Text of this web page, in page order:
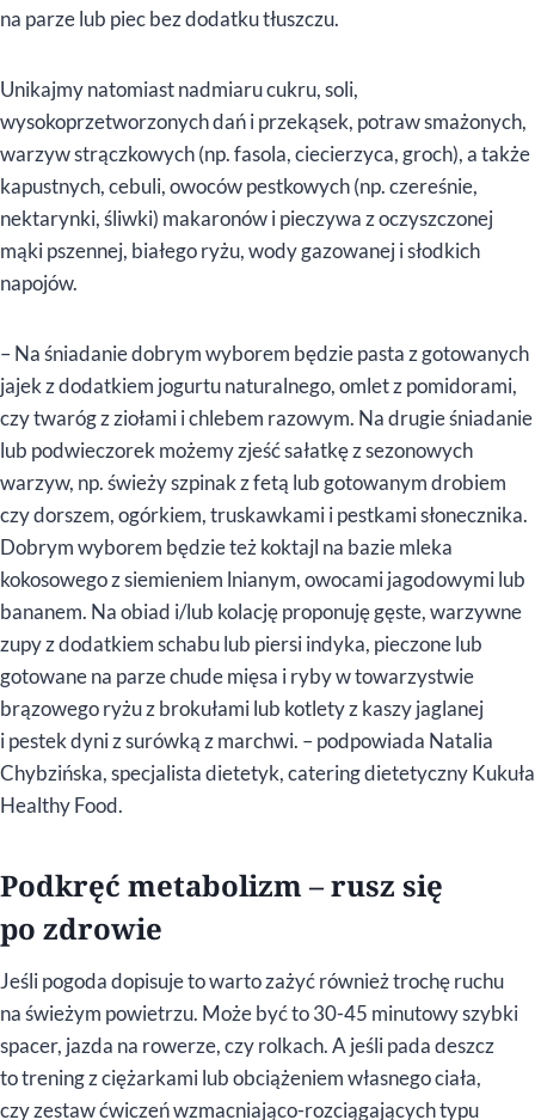
na parze lub piec bez dodatku tłuszczu.
Unikajmy natomiast nadmiaru cukru, soli,
wysokoprzetworzonych dań i przekąsek, potraw smażonych,
warzyw strączkowych (np. fasola, ciecierzyca, groch), a także
kapustnych, cebuli, owoców pestkowych (np. czereśnie,
nektarynki, śliwki) makaronów i pieczywa z oczyszczonej
mąki pszennej, białego ryżu, wody gazowanej i słodkich
napojów.
– Na śniadanie dobrym wyborem będzie pasta z gotowanych
jajek z dodatkiem jogurtu naturalnego, omlet z pomidorami,
czy twaróg z ziołami i chlebem razowym. Na drugie śniadanie
lub podwieczorek możemy zjeść sałatkę z sezonowych
warzyw, np. świeży szpinak z fetą lub gotowanym drobiem
czy dorszem, ogórkiem, truskawkami i pestkami słonecznika.
Dobrym wyborem będzie też koktajl na bazie mleka
kokosowego z siemieniem lnianym, owocami jagodowymi lub
bananem. Na obiad i/lub kolację proponuję gęste, warzywne
zupy z dodatkiem schabu lub piersi indyka, pieczone lub
gotowane na parze chude mięsa i ryby w towarzystwie
brązowego ryżu z brokułami lub kotlety z kaszy jaglanej
i pestek dyni z surówką z marchwi. – podpowiada Natalia
Chybzińska, specjalista dietetyk, catering dietetyczny Kukuła
Healthy Food.
Podkręć metabolizm – rusz się
po zdrowie
Jeśli pogoda dopisuje to warto zażyć również trochę ruchu
na świeżym powietrzu. Może być to 30-45 minutowy szybki
spacer, jazda na rowerze, czy rolkach. A jeśli pada deszcz
to trening z ciężarkami lub obciążeniem własnego ciała,
czy zestaw ćwiczeń wzmacniająco-rozciągających typu